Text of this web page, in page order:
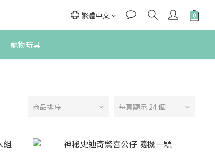
繁體中文
寵物玩具
商品排序 每頁顯示 24 個